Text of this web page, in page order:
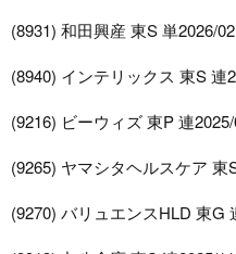
(8931) 和田興産 東S 単2026/
(8940) インテリックス 東S 連
(9216) ビーウィズ 東P 連
(9265) ヤマシタヘルスケア 東
(9270) バリュエンスHLD 東G